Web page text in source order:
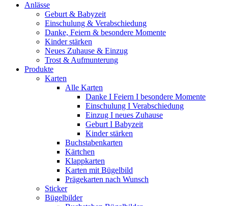
Anlässe
Geburt & Babyzeit
Einschulung & Verabschiedung
Danke, Feiern & besondere Momente
Kinder stärken
Neues Zuhause & Einzug
Trost & Aufmunterung
Produkte
Karten
Alle Karten
Danke I Feiern I besondere Momente
Einschulung I Verabschiedung
Einzug I neues Zuhause
Geburt I Babyzeit
Kinder stärken
Buchstabenkarten
Kärtchen
Klappkarten
Karten mit Bügelbild
Prägekarten nach Wunsch
Sticker
Bügelbilder